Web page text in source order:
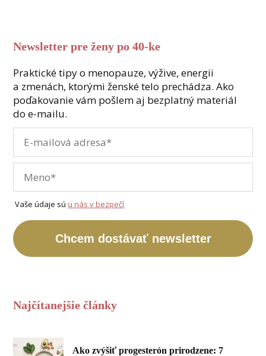
Newsletter pre ženy po 40-ke
Praktické tipy o menopauze, výžive, energii
a zmenách, ktorými ženské telo prechádza. Ako
poďakovanie vám pošlem aj bezplatný materiál
do e-mailu.
Vaše údaje súu nás v bezpečí
Chcem dostávať newsletter
Najčítanejšie články
Ako zvýšiť progesterón prirodzene: 7